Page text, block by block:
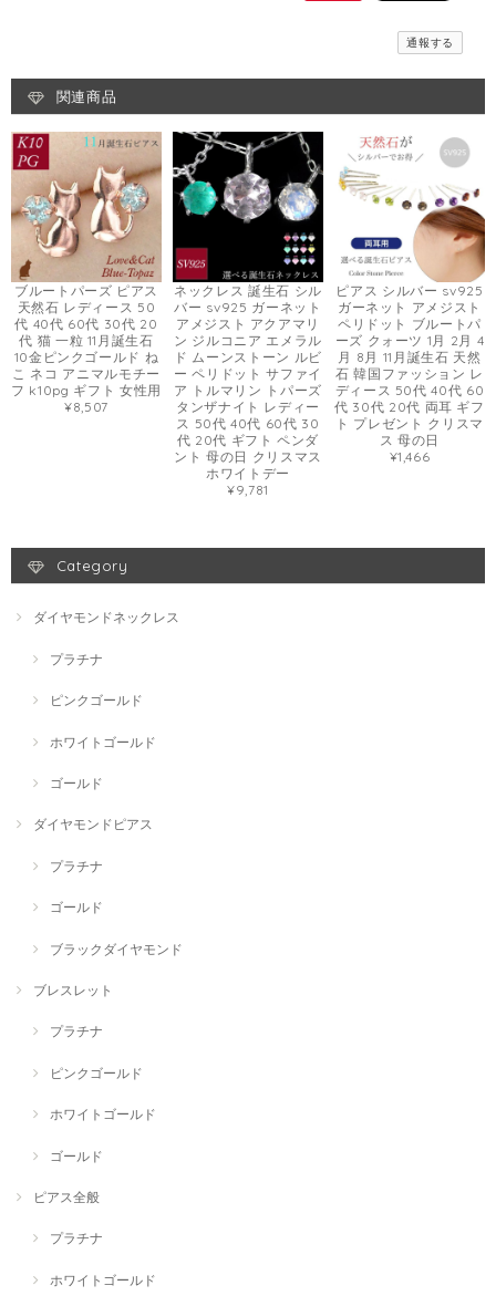
通報する
関連商品
ブルートパーズ ピアス
天然石 レディース 50
代 40代 60代 30代 20
代 猫 一粒 11月誕生石
10金ピンクゴールド ね
こ ネコ アニマルモチー
フ k10pg ギフト 女性用
¥8,507
ネックレス 誕生石 シル
バー sv925 ガーネット
アメジスト アクアマリ
ン ジルコニア エメラル
ド ムーンストーン ルビ
ー ペリドット サファイ
ア トルマリン トパーズ
タンザナイト レディー
ス 50代 40代 60代 30
代 20代 ギフト ペンダ
ント 母の日 クリスマス
ホワイトデー
¥9,781
ピアス シルバー sv925
ガーネット アメジスト
ペリドット ブルートパ
ーズ クォーツ 1月 2月 4
月 8月 11月誕生石 天然
石 韓国ファッション レ
ディース 50代 40代 60
代 30代 20代 両耳 ギフ
ト プレゼント クリスマ
ス 母の日
¥1,466
Category
ダイヤモンドネックレス
プラチナ
ピンクゴールド
ホワイトゴールド
ゴールド
ダイヤモンドピアス
プラチナ
ゴールド
ブラックダイヤモンド
ブレスレット
プラチナ
ピンクゴールド
ホワイトゴールド
ゴールド
ピアス全般
プラチナ
ホワイトゴールド